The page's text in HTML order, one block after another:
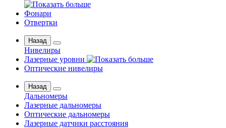
Фонари
Отвертки
Назад
Нивелиры
Лазерные уровни
Оптические нивелиры
Назад
Дальномеры
Лазерные дальномеры
Оптические дальномеры
Лазерные датчики расстояния